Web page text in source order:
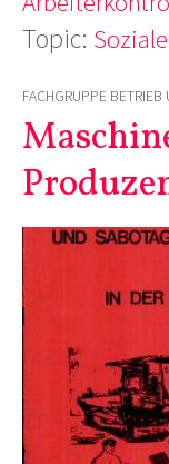
Topic:
FACHGRUPPE